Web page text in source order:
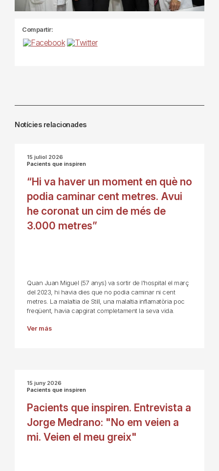
Compartir:
Notícies relacionades
15 juliol 2026
Pacients que inspiren
“Hi va haver un moment en què no
podia caminar cent metres. Avui
he coronat un cim de més de
3.000 metres”
Quan Juan Miguel (57 anys) va sortir de l'hospital el març
del 2023, hi havia dies que no podia caminar ni cent
metres. La malaltia de Still, una malaltia inflamatòria poc
freqüent, havia capgirat completament la seva vida.
Ver más
15 juny 2026
Pacients que inspiren
Pacients que inspiren. Entrevista a
Jorge Medrano: "No em veien a
mi. Veien el meu greix"